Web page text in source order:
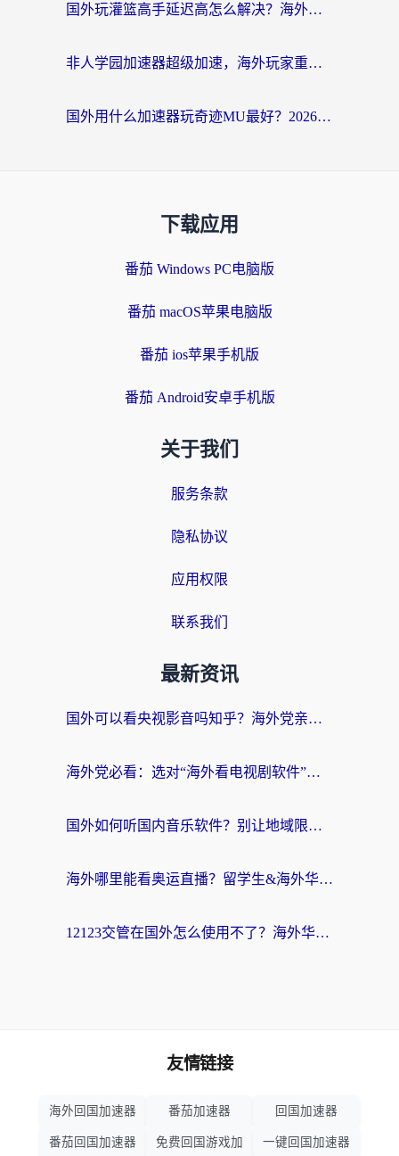
国外玩灌篮高手延迟高怎么解决？海外玩家国服游戏加速终极指南
非人学园加速器超级加速，海外玩家重返国服的通行证
国外用什么加速器玩奇迹MU最好？2026海外玩家国服游戏加速全攻略
下载应用
番茄 Windows PC电脑版
番茄 macOS苹果电脑版
番茄 ios苹果手机版
番茄 Android安卓手机版
关于我们
服务条款
隐私协议
应用权限
联系我们
最新资讯
国外可以看央视影音吗知乎？海外党亲测有效的回国加速方案
海外党必看：选对“海外看电视剧软件”，再也不用愁国内剧刷不了
国外如何听国内音乐软件？别让地域限制，断了你的中文歌单
海外哪里能看奥运直播？留学生&海外华人必看的体育赛事观赛终极指南
12123交管在国外怎么使用不了？海外华人必看的无缝访问国内资源指南
友情链接
海外回国加速器 番茄加速器 回国加速器
番茄回国加速器 免费回国游戏加 一键回国加速器